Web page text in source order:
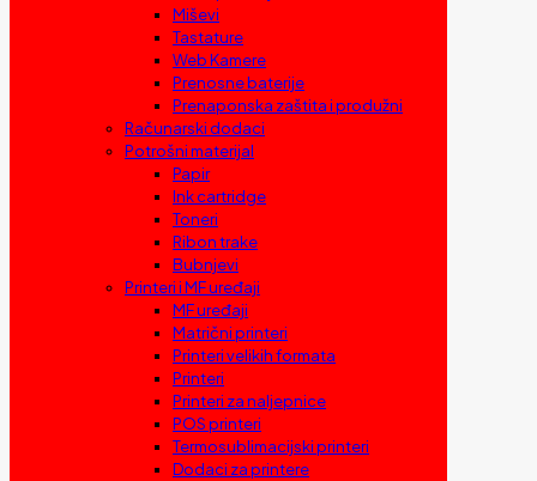
Miševi
Tastature
Web Kamere
Prenosne baterije
Prenaponska zaštita i produžni
Računarski dodaci
Potrošni materijal
Papir
Ink cartridge
Toneri
Ribon trake
Bubnjevi
Printeri i MF uređaji
MF uređaji
Matrični printeri
Printeri velikih formata
Printeri
Printeri za naljepnice
POS printeri
Termosublimacijski printeri
Dodaci za printere